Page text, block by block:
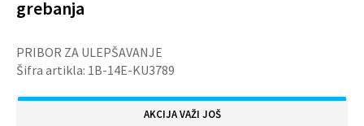
grebanja
PRIBOR ZA ULEPŠAVANJE
Šifra artikla: 1B-14E-KU3789
AKCIJA VAŽI JOŠ